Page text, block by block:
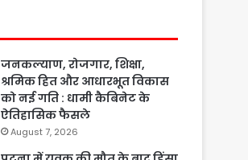
जनकल्याण, रोजगार, शिक्षा,
श्रमिक हित और आधारभूत विकास
को नई गति : धामी कैबिनेट के
ऐतिहासिक फैसले
August 7, 2026